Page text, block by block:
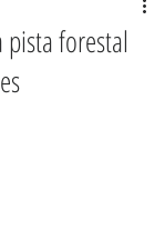
forestal